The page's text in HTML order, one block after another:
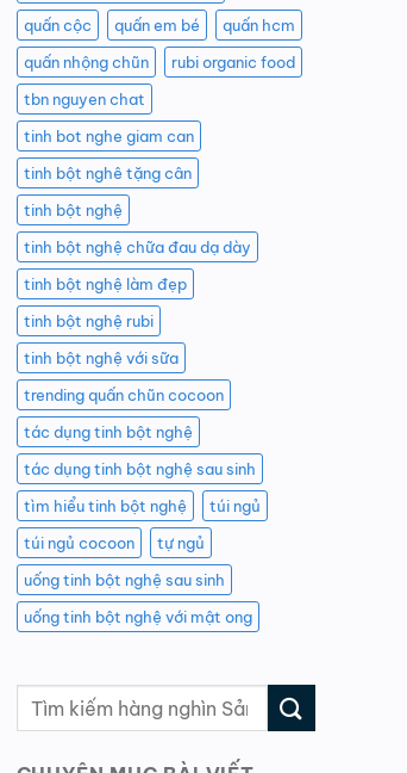
quấn cộc
quấn em bé
quấn hcm
quấn nhộng chũn
rubi organic food
tbn nguyen chat
tinh bot nghe giam can
tinh bột nghê tặng cân
tinh bột nghệ
tinh bột nghệ chữa đau dạ dày
tinh bột nghệ làm đẹp
tinh bột nghệ rubi
tinh bột nghệ với sữa
trending quấn chũn cocoon
tác dụng tinh bột nghệ
tác dụng tinh bột nghệ sau sinh
tìm hiểu tinh bột nghệ
túi ngủ
túi ngủ cocoon
tự ngủ
uống tinh bột nghệ sau sinh
uống tinh bột nghệ với mật ong